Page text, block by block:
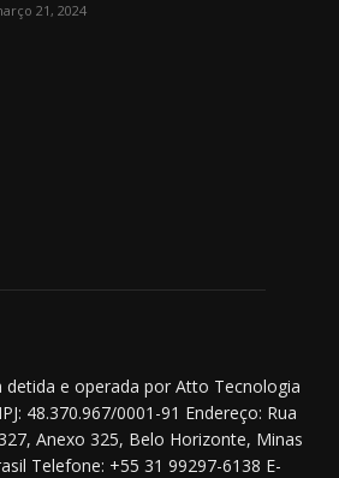
21, 2024
detida e operada por Atto Tecnologia
48.370.967/0001-91 Endereço: Rua
Anexo 325, Belo Horizonte, Minas
Telefone: +55 31 99297-6138 E-